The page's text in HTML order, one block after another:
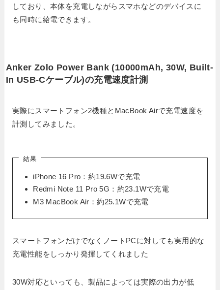
しており、本体を充電しながらスマホなどのデバイスに
も同時に給電できます。
Anker Zolo Power Bank (10000mAh, 30W, Built-
In USB-Cケーブル)の充電速度計測
実際にスマートフォン2機種とMacBook Airで充電速度を
計測してみました。
結果
iPhone 16 Pro：約19.6Wで充電
Redmi Note 11 Pro 5G：約23.1Wで充電
M3 MacBook Air：約25.1Wで充電
スマートフォンだけでなくノートPCに対しても実用的な
充電性能をしっかり発揮してくれました
30W対応といっても、製品によっては実際の出力が低